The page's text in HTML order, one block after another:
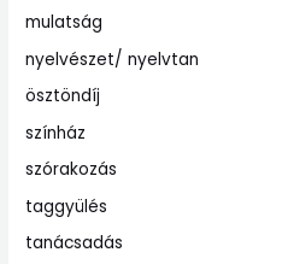
mulatság
nyelvészet/ nyelvtan
ösztöndíj
színház
szórakozás
taggyülés
tanácsadás